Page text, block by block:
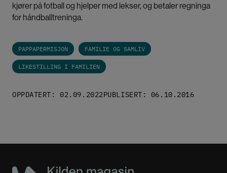
kjører på fotball og hjelper med lekser, og betaler regninga
for håndballtreninga.
PAPPAPERMISJON FAMILIE OG SAMLIV
LIKESTILLING I FAMILIEN
OPPDATERT: 02.09.2022PUBLISERT: 06.10.2016